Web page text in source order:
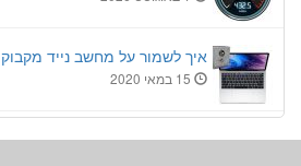
איך לשמור על מחשב נייד מקבוק